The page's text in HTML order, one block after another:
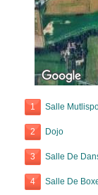
1 Salle
2 Dojo
3 Salle De
4 Salle De